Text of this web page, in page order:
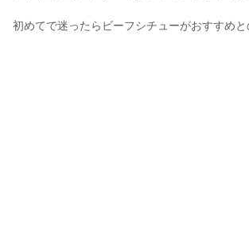
初めてで迷ったらビーフシチューがおすすめと